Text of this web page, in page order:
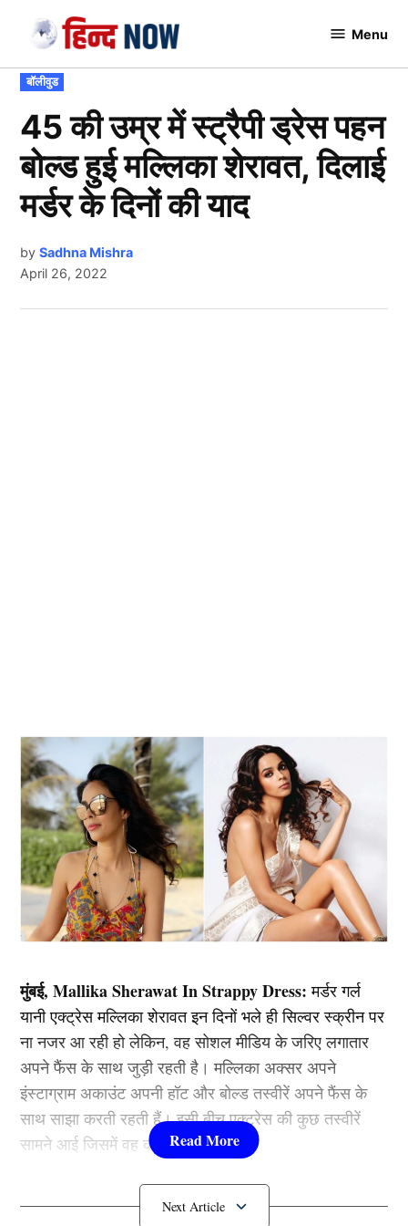
content
Menu
POSTED
IN
बॉलीवुड
45 की उम्र में स्ट्रैपी ड्रेस पहन
बोल्ड हुई मल्लिका शेरावत, दिलाई
मर्डर के दिनों की याद
by Sadhna Mishra
April 26, 2022
मुंबई, Mallika Sherawat In Strappy Dress: मर्डर गर्ल
यानी एक्ट्रेस मल्लिका शेरावत इन दिनों भले ही सिल्वर स्क्रीन पर
ना नजर आ रही हो लेकिन, वह सोशल मीडिय के जरिए लगातार
अपने फैंस के साथ जुड़ी रहती है। मल्लिका अक्सर अपने
इंस्टाग्राम अकाउंट अपनी हॉट और बोल्ड तस्वीरें अपने फैंस के
साथ साझा करती रहती हैं। इसी बीच एक्ट्रेस की कुछ तस्वीरें
सामने आई जिसमें वह कहर ढा रही हैं।